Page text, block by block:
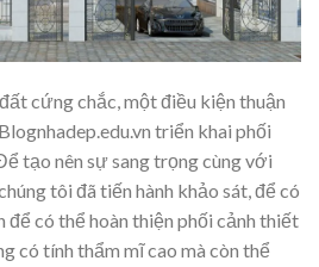
cứng chắc, một điều kiện thuận
triển khai phối
tạo nên sự sang trọng cùng với
tôi đã tiến hành khảo sát, để có
để có thể hoàn thiện phối cảnh thiết
có tính thẩm mĩ cao mà còn thể